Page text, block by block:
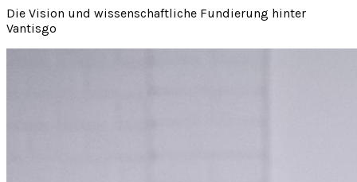
Die Vision und wissenschaftliche Fundierung hinter
Vantisgo